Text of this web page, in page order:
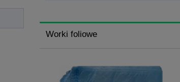
Worki foliowe